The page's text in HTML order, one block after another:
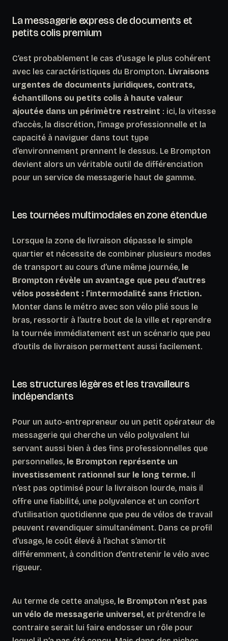
La messagerie express de documents et
petits colis premium
C’est probablement le cas d’usage le plus cohérent
avec les caractéristiques du Brompton. Livraisons
urgentes de documents juridiques, contrats,
échantillons ou petits colis à haute valeur
ajoutée dans un périmètre restreint : ici, la vitesse
d’accès, la discrétion, l’image professionnelle et la
capacité à naviguer dans tout type
d’environnement prennent le dessus. Le Brompton
devient alors un véritable outil de différenciation
pour un service de messagerie haut de gamme.
Les tournées multimodales en zone étendue
Lorsque la zone de livraison dépasse le simple
quartier et nécessite de combiner plusieurs modes
de transport au cours d’une même journée, le
Brompton révèle un avantage que peu d’autres
vélos possèdent : l’intermodalité sans friction.
Monter dans le métro avec son vélo plié sous le
bras, ressortir à l’autre bout de la ville et reprendre
la tournée immédiatement est un scénario que peu
d’outils de livraison permettent aussi facilement.
Les structures légères et les travailleurs
indépendants
Pour un auto-entrepreneur ou un petit opérateur de
messagerie qui cherche un vélo polyvalent lui
servant aussi bien à des fins professionnelles que
personnelles, le Brompton représente un
investissement rationnel sur le long terme. Il
n’est pas optimisé pour la livraison lourde, mais il
offre une fiabilité, une polyvalence et un confort
d’utilisation quotidienne que peu de vélos de travail
peuvent revendiquer simultanément. Dans ce profil
d’usage, le coût élevé à l’achat s’amortit
différemment, à condition d’entretenir le vélo avec
rigueur.
Au terme de cette analyse, le Brompton n’est pas
un vélo de messagerie universel, et prétendre le
contraire serait lui faire endosser un rôle pour